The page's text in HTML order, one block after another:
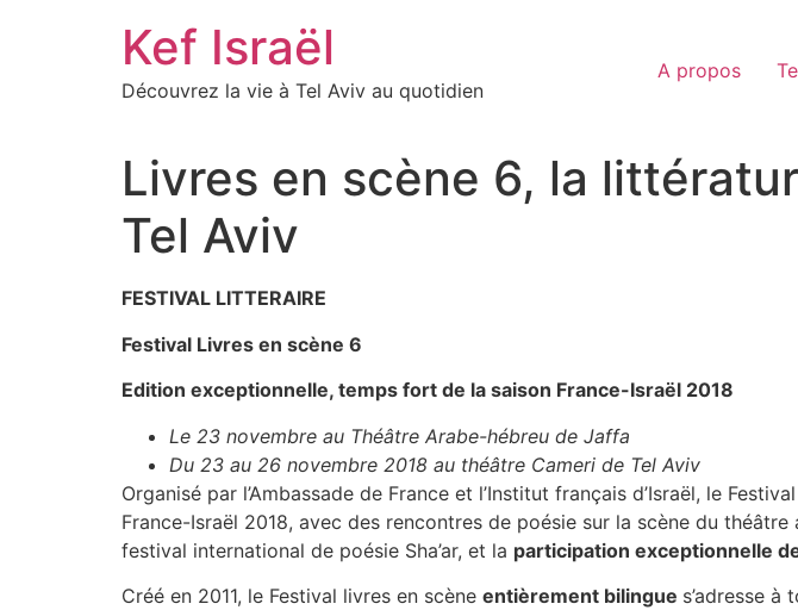
Kef Israël
Découvrez la vie à Tel Aviv au quotidien
A propos
Livres en scène 6, la
Tel Aviv
FESTIVAL LITTERAIRE
Festival Livres en scène 6
Edition exceptionnelle, temps fort de la saison France-Israël 2018
Le 23 novembre au Théâtre Arabe-hébreu de Jaffa
Du 23 au 26 novembre 2018 au théâtre Cameri de Tel Aviv
Organisé par l’Ambassade de France et l’Institut français d’Israël, le
France-Israël 2018, avec des rencontres de poésie sur la scène du
festival international de poésie Sha’ar, et la participation exceptionnelle
Créé en 2011, le Festival livres en scène entièrement bilingue s’adresse à